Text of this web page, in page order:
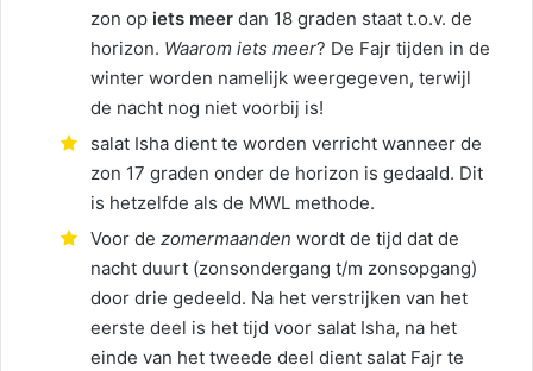
zon op iets meer dan 18 graden staat t.o.v. de
horizon. Waarom iets meer? De Fajr tijden in de
winter worden namelijk weergegeven, terwijl
de nacht nog niet voorbij is!
salat Isha dient te worden verricht wanneer de
zon 17 graden onder de horizon is gedaald. Dit
is hetzelfde als de MWL methode.
Voor de zomermaanden wordt de tijd dat de
nacht duurt (zonsondergang t/m zonsopgang)
door drie gedeeld. Na het verstrijken van het
eerste deel is het tijd voor salat Isha, na het
einde van het tweede deel dient salat Fajr te